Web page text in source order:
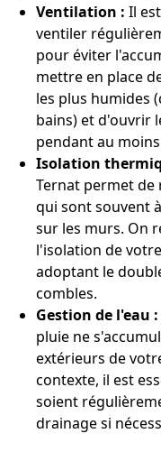
Ventilation : Il
ventiler
pour éviter
mettre en place
les plus humides
bains) et d'ouvrir
pendant au
Isolation
Ternat permet
qui sont souvent
sur les murs. On
l'isolation de
adoptant le
combles.
Gestion de l'eau :
pluie ne
extérieurs de
contexte, il est
soient
drainage si